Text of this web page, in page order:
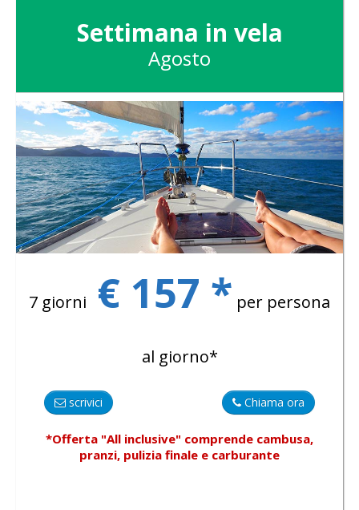
Settimana in vela
Agosto
7 giorni € 157 * per persona
al giorno*
Chiama ora
scrivici
*Offerta "All inclusive" comprende cambusa,
pranzi, pulizia finale e carburante